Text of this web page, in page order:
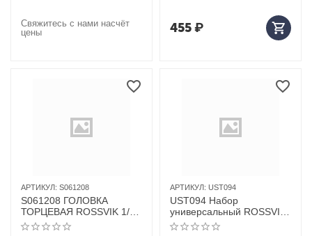
Свяжитесь с нами насчёт
цены
455₽
АРТИКУЛ: S061208
S061208 ГОЛОВКА
ТОРЦЕВАЯ ROSSVIK 1/2",
8ММ
АРТИКУЛ: UST094
UST094 Набор
универсальный ROSSVIK
94 предмета